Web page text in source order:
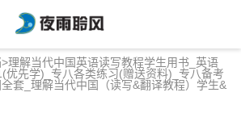
>理解当代中国英语读写教程学生用书_英语
优先学)_专八各类练习(赠送资料)_专八备考
套_理解当代中国（读写&翻译教程）学生&